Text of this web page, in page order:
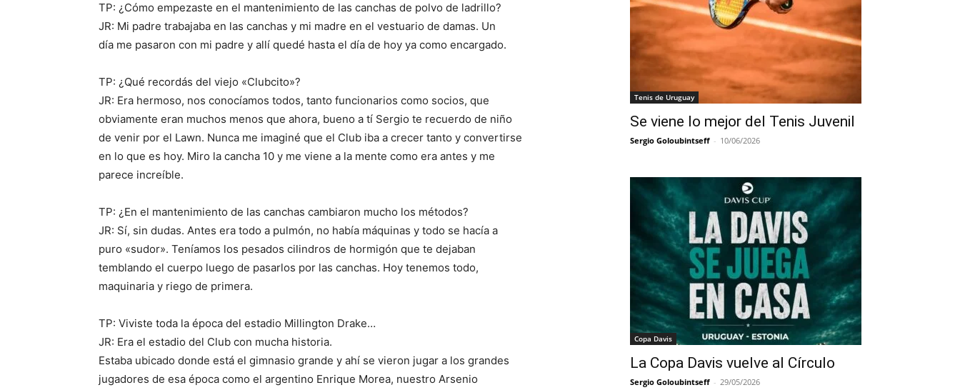
TP: ¿Cómo empezaste en el mantenimiento de las canchas de polvo de ladrillo?
JR: Mi padre trabajaba en las canchas y mi madre en el vestuario de damas. Un
día me pasaron con mi padre y allí quedé hasta el día de hoy ya como encargado.
TP: ¿Qué recordás del viejo «Clubcito»?
JR: Era hermoso, nos conocíamos todos, tanto funcionarios como socios, que
obviamente eran muchos menos que ahora, bueno a tí Sergio te recuerdo de niño
de venir por el Lawn. Nunca me imaginé que el Club iba a crecer tanto y convertirse
en lo que es hoy. Miro la cancha 10 y me viene a la mente como era antes y me
parece increíble.
TP: ¿En el mantenimiento de las canchas cambiaron mucho los métodos?
JR: Sí, sin dudas. Antes era todo a pulmón, no había máquinas y todo se hacía a
puro «sudor». Teníamos los pesados cilindros de hormigón que te dejaban
temblando el cuerpo luego de pasarlos por las canchas. Hoy tenemos todo,
maquinaria y riego de primera.
TP: Viviste toda la época del estadio Millington Drake…
JR: Era el estadio del Club con mucha historia.
Estaba ubicado donde está el gimnasio grande y ahí se vieron jugar a los grandes
jugadores de esa época como el argentino Enrique Morea, nuestro Arsenio
Tenis de Uruguay
Se viene lo mejor del Tenis Juvenil
Sergio Goloubintseff - 10/06/2026
Copa Davis
La Copa Davis vuelve al Círculo
Sergio Goloubintseff - 29/05/2026